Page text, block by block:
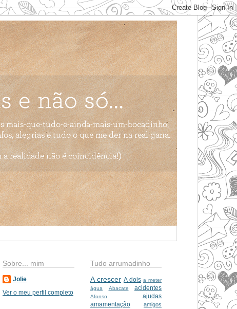
Sobre... mim
Jolie
Ver o meu perfil completo
Tudo arrumadinho
A crescer A dois a meter
água
Abacate acidentes
Afonso
ajudas
amamentação
amigos